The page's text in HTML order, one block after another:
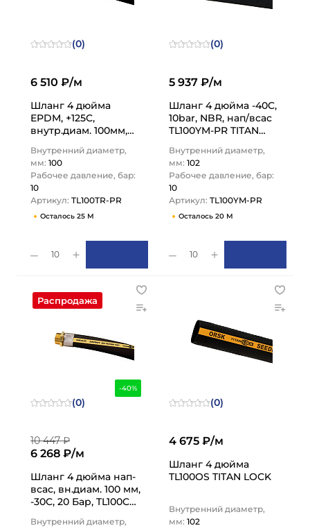
(0)
6 510 ₽/м
Шланг 4 дюйма
EPDM, +125C,
внутр.диам. 100мм,
LOCK
Внутренний диаметр,
мм: 100
Рабочее давление, бар:
10
Артикул: TL100TR-PR
Осталось 25 М
10
(0)
5 937 ₽/м
Шланг 4 дюйма -40C,
10bar, NBR, нап/всас
TL100YM-PR TITAN
Внутренний диаметр,
мм: 102
Рабочее давление, бар:
10
Артикул: TL100YM-PR
Осталось 20 М
10
-40%
Распродажа
(0)
10 447 ₽
6 268 ₽/м
Шланг 4 дюйма нап-
всас, вн.диам. 100 мм,
-30C, 20 Бар, TL100CK
Внутренний диаметр,
(0)
4 675 ₽/м
Шланг 4 дюйма
TL100OS TITAN LOCK
Внутренний диаметр,
мм: 102